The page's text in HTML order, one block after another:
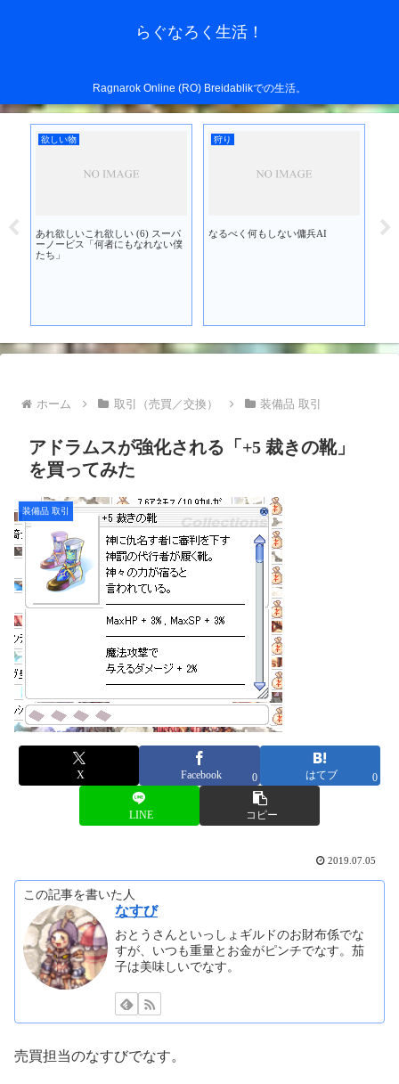
らぐなろく生活！
Ragnarok Online (RO) Breidablikでの生活。
欲しい物
あれ欲しいこれ欲しい (6) スーパ
ーノービス「何者にもなれない僕
たち」
狩り
なるべく何もしない傭兵AI
あ
ホーム 取引（売買／交換） 装備品 取引
アドラムスが強化される「+5 裁きの靴」
を買ってみた
装備品 取引
X Facebook 0 はてブ 0
LINE コピー
2019.07.05
この記事を書いた人
なすび
おとうさんといっしょギルドのお財布係でな
すが、いつも重量とお金がピンチでなす。茄
子は美味しいでなす。
売買担当のなすびでなす。